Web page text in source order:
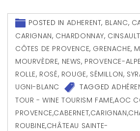
POSTED IN ADHERENT, BLANC,
CARIGNAN, CHARDONNAY,
CÔTES DE PROVENCE, GRENACHE,
MOURVÈDRE, NEWS, PROVENCE-
ROLLE, ROSÉ, ROUGE, SÉMILLON,
UGNI-BLANC
TAGGED
TOUR - WINE TOURISM FAME,AOC
PROVENCE,CABERNET,CARIGNAN,
ROUBINE,CHÂTEAU SAINTE-